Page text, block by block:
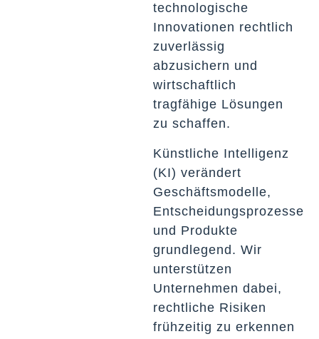
technologische
Innovationen rechtlich
zuverlässig
abzusichern und
wirtschaftlich
tragfähige Lösungen
zu schaffen.
Künstliche Intelligenz
(KI) verändert
Geschäftsmodelle,
Entscheidungsprozesse
und Produkte
grundlegend. Wir
unterstützen
Unternehmen dabei,
rechtliche Risiken
frühzeitig zu erkennen